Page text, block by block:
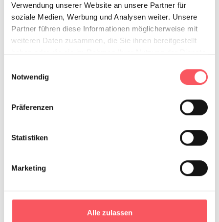
Verwendung unserer Website an unsere Partner für
soziale Medien, Werbung und Analysen weiter. Unsere
Partner führen diese Informationen möglicherweise mit
weiteren Daten zusammen, die Sie ihnen bereitgestellt
haben oder die sie im Rahmen Ihrer Nutzung der Dienste
Notwendig
Präferenzen
Statistiken
Marketing
Alle zulassen
Deine Arbeit
Datei hochladen
Vorbestellen ohne Datei
deiner PDF
noch sagen